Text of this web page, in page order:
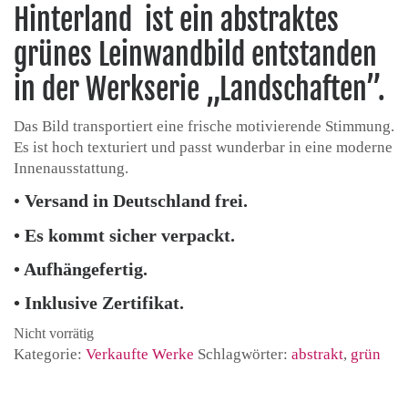
Hinterland ist ein abstraktes
grünes Leinwandbild entstanden
in der Werkserie „Landschaften”.
Das Bild transportiert eine frische motivierende Stimmung.
Es ist hoch texturiert und passt wunderbar in eine moderne
Innenausstattung.
• Versand in Deutschland frei.
• Es kommt sicher verpackt.
• Aufhängefertig.
• Inklusive Zertifikat.
Nicht vorrätig
Kategorie: Verkaufte Werke Schlagwörter: abstrakt, grün